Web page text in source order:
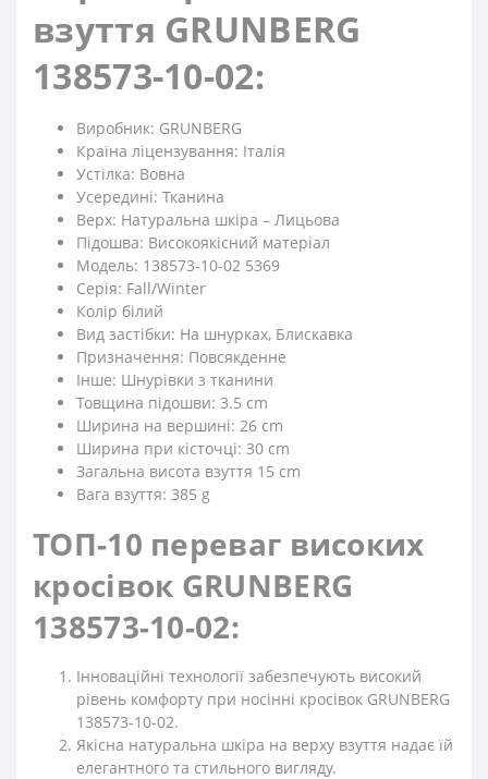
взуття GRUNBERG
138573-10-02:
Виробник: GRUNBERG
Країна ліцензування: Італія
Устілка: Вовна
Усередині: Тканина
Верх: Натуральна шкіра – Лицьова
Підошва: Високоякісний матеріал
Модель: 138573-10-02 5369
Серія: Fall/Winter
Колір білий
Вид застібки: На шнурках, Блискавка
Призначення: Повсякденне
Iнше: Шнурівки з тканини
Товщина підошви: 3.5 cm
Ширина на вершині: 26 cm
Ширина при кісточці: 30 cm
Загальна висота взуття 15 cm
Вага взуття: 385 g
ТОП-10 переваг високих
кросівок GRUNBERG
138573-10-02:
Інноваційні технології забезпечують високий
рівень комфорту при носінні кросівок GRUNBERG
138573-10-02.
Якісна натуральна шкіра на верху взуття надає їй
елегантного та стильного вигляду.